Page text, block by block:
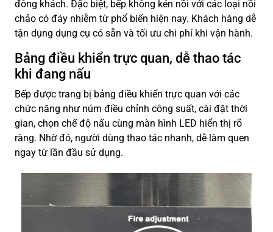
đông khách. Đặc biệt, bếp không kén nồi với các loại nồi
chảo có đáy nhiễm từ phổ biến hiện nay. Khách hàng dễ
tận dụng dụng cụ có sẵn và tối ưu chi phí khi vận hành.
Bảng điều khiển trực quan, dễ thao tác
khi đang nấu
Bếp được trang bị bảng điều khiển trực quan với các
chức năng như núm điều chỉnh công suất, cài đặt thời
gian, chọn chế độ nấu cùng màn hình LED hiển thị rõ
ràng. Nhờ đó, người dùng thao tác nhanh, dễ làm quen
ngay từ lần đầu sử dụng.